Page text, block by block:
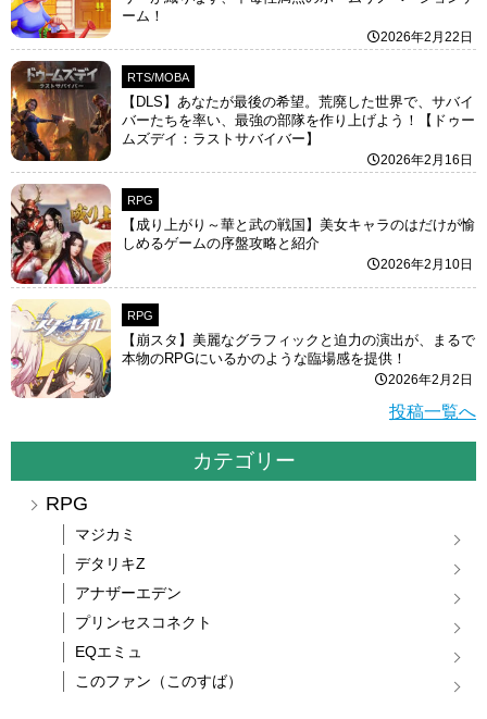
ーム！
2026年2月22日
RTS/MOBA
【DLS】あなたが最後の希望。荒廃した世界で、サバイ
バーたちを率い、最強の部隊を作り上げよう！【ドゥー
ムズデイ：ラストサバイバー】
2026年2月16日
RPG
【成り上がり～華と武の戦国】美女キャラのはだけが愉
しめるゲームの序盤攻略と紹介
2026年2月10日
RPG
【崩スタ】美麗なグラフィックと迫力の演出が、まるで
本物のRPGにいるかのような臨場感を提供！
2026年2月2日
投稿一覧へ
カテゴリー
RPG
マジカミ
デタリキZ
アナザーエデン
プリンセスコネクト
EQエミュ
このファン（このすば）